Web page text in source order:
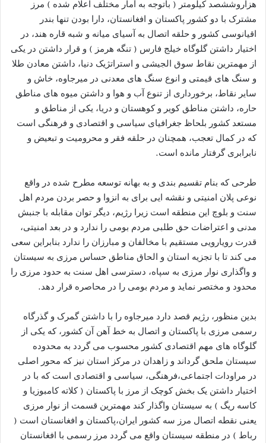
هزاروششصد کیلومتر ( باتوجه به آمار مختلف اعلام شده ) مرز
مشترک با دو کشور پاکستان و افغانستان، دارا بودن تنها بندر
اقیانوسی کشور و حلقه اتصال به آسیای میانه و شبه قاره هند، در
اختیار داشتن گلوگاه خیلج فارس ( تنگه هرمز ) و قرار داشتن در یکی
از مهمترین نقاط سوق الجیشی و استراتژیک دنیا، داشتن معادن طلا
و سنگ های قیمتی و انوع سنگ های معدنی در میرجاوه، خاش و
سایر نقاط، برخورداری از تنوع آب و هوا و داشتن میوه های مناطق
حاره، داشتن مناطق کویر و کوهستان و دریا، یکی از مناطق و
مستعد کشور بلحاظ جغرافیای سیاسی و اقتصادی و فرهنگی است
که در کمال تعجب، همچنان در حلقه فقر و محرومیت و تبعیض و
نابرابری گرفتار مانده است.
طرحی که بنام تقسیم بندی و به بهانه توسعه مطرح شده در واقع
نوعی پلان امنیتی و نقشه ایی برای به انزوا و حصر بردن مردم اهل
سنت و بلوچ این منطقه است زیرا رژیم، دیگر توان مقابله با جنبش
مدنی و اعتراضات حق طلبی مردم بومی را ندارد و در بعد امنیتی،
قدرت رویارویی مستقیم با مخالفان و مبارزان را ندارد بنابراین سعی
می کند تا با تجزیه استان و الحاق مناطق حساس مرزی به سیستان
و واگذاری نوار مرزی به سپاه، دسترسی اهل سنت به حدود مرزی را
محدود و مختصر نماید و مردم بومی را در محاصره قرار دهد.
بدین منظور، رژیم قصد دارد میرجاوه را با داشتن گمرک و گذرگاه
رسمی مرزی با پاکستان و اتصال به خط آهن آن کشور، که یکی از
گلوگاه های مهم اقتصادی کشور محسوب می گردد به محدوده
سیستان ملحق گرداند و زاهدان در مرکز استان نیز که محور اصلی
در مراودات اجتماعی،فرهنگی، سیاسی و اقتصادی است که با در
اختیار داشتن یک بخش کوچک از مرز با پاکستان ( کلاته کامبوزیا و
کاسه ریگ ) به سیستان واگذار کند مهمترین قسمت از نوار مرزی
یعنی نقطه اتصال مرز سه کشور ایران،پاکستان و افغانستان است (
رباط ) در منطقه سیستان واقع می گردد مرز رسمی با افغانستان